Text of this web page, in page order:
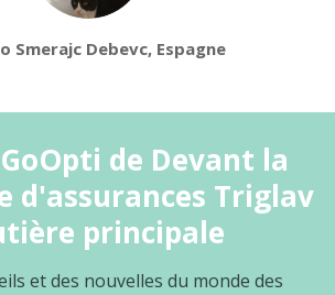
Smerajc Debevc, Espagne
de Devant la
d'assurances Triglav
principale
et des nouvelles du monde des